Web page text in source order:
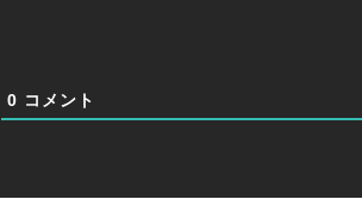
0 コメント